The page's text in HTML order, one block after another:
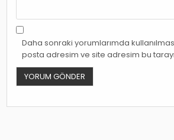
Daha sonraki yorumlarımda
posta adresim ve site adresim bu